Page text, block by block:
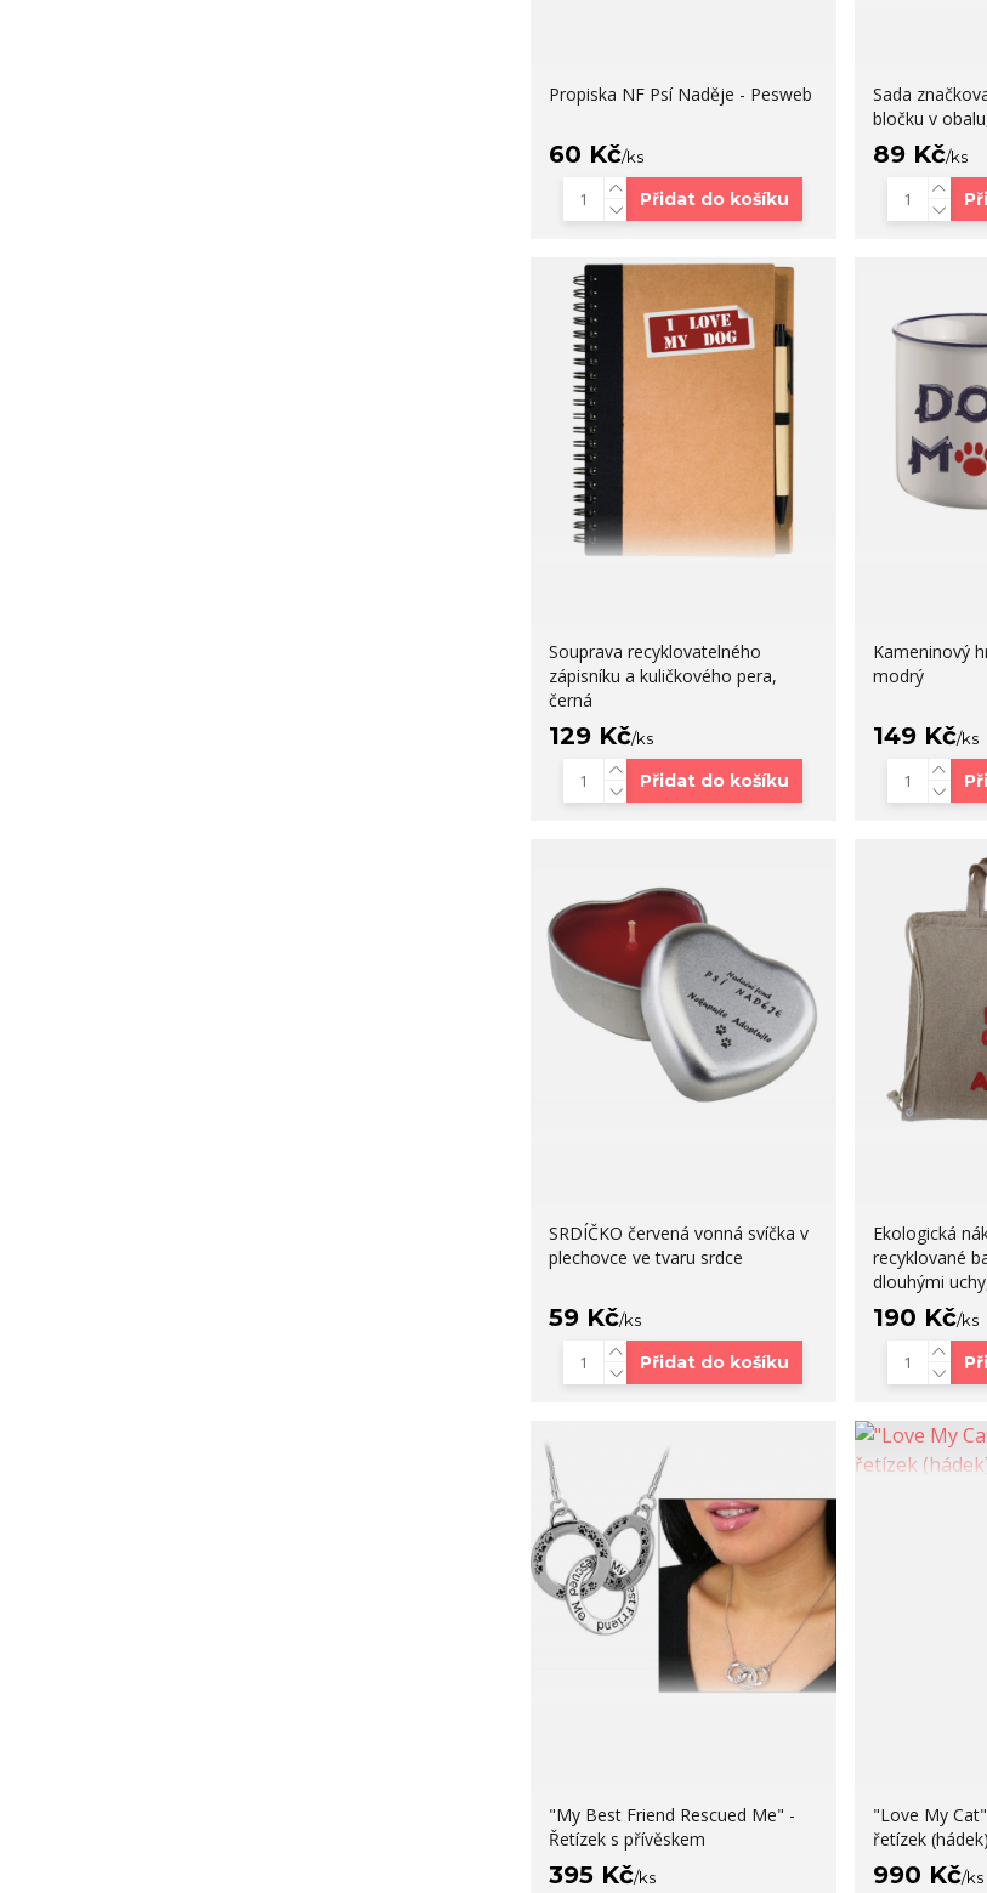
Propiska NF Psí Naděje - Pesweb
60 Kč/ks
Přidat do košíku
Sada
bločku v
89 Kč/ks
Souprava recyklovatelného
zápisníku a kuličkového pera,
černá
129 Kč/ks
Přidat do košíku
Kameninový
modrý
149 Kč/ks
SRDÍČKO červená vonná svíčka v
plechovce ve tvaru srdce
59 Kč/ks
Přidat do košíku
Ekologická
recyklované
dlouhými
190 Kč/ks
"My Best Friend Rescued Me" -
Řetízek s přívěskem
395 Kč/ks
"Love My
řetízek
990 Kč/ks